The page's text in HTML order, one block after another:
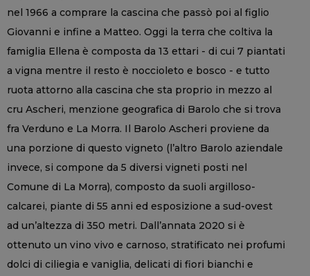
nel 1966 a comprare la cascina che passò poi al figlio
Giovanni e infine a Matteo. Oggi la terra che coltiva la
famiglia Ellena è composta da 13 ettari - di cui 7 piantati
a vigna mentre il resto è noccioleto e bosco - e tutto
ruota attorno alla cascina che sta proprio in mezzo al
cru Ascheri, menzione geografica di Barolo che si trova
fra Verduno e La Morra. Il Barolo Ascheri proviene da
una porzione di questo vigneto (l’altro Barolo aziendale
invece, si compone da 5 diversi vigneti posti nel
Comune di La Morra), composto da suoli argilloso-
calcarei, piante di 55 anni ed esposizione a sud-ovest
ad un’altezza di 350 metri. Dall’annata 2020 si è
ottenuto un vino vivo e carnoso, stratificato nei profumi
dolci di ciliegia e vaniglia, delicati di fiori bianchi e